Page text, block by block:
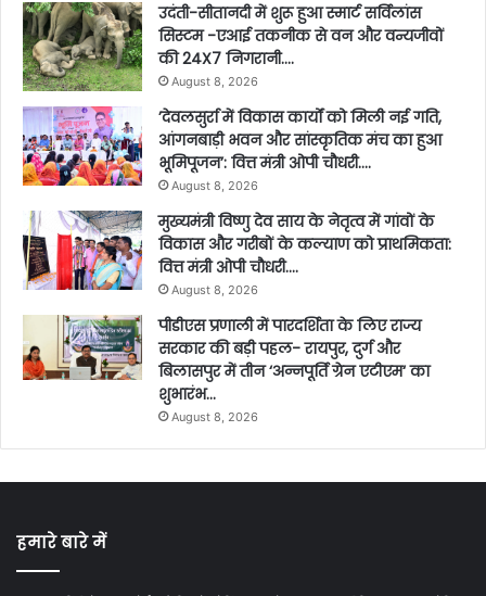
उदंती-सीतानदी में शुरू हुआ स्मार्ट सर्विलांस
सिस्टम -एआई तकनीक से वन और वन्यजीवों
की 24X7 निगरानी….
August 8, 2026
’देवलसुर्रा में विकास कार्यों को मिली नई गति,
आंगनबाड़ी भवन और सांस्कृतिक मंच का हुआ
भूमिपूजन’: वित्त मंत्री ओपी चौधरी….
August 8, 2026
मुख्यमंत्री विष्णु देव साय के नेतृत्व में गांवों के
विकास और गरीबों के कल्याण को प्राथमिकता:
वित्त मंत्री ओपी चौधरी….
August 8, 2026
पीडीएस प्रणाली में पारदर्शिता के लिए राज्य
सरकार की बड़ी पहल- रायपुर, दुर्ग और
बिलासपुर में तीन ‘अन्नपूर्ति ग्रेन एटीएम‘ का
शुभारंभ…
August 8, 2026
हमारे बारे में